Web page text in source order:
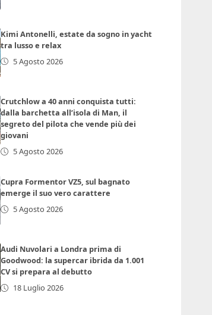
Kimi Antonelli, estate da sogno in yacht
tra lusso e relax
5 Agosto 2026
Crutchlow a 40 anni conquista tutti:
dalla barchetta all’isola di Man, il
segreto del pilota che vende più dei
giovani
5 Agosto 2026
Cupra Formentor VZ5, sul bagnato
emerge il suo vero carattere
5 Agosto 2026
Audi Nuvolari a Londra prima di
Goodwood: la supercar ibrida da 1.001
CV si prepara al debutto
18 Luglio 2026